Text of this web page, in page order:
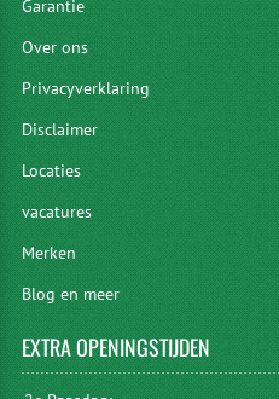
Garantie
Over ons
Privacyverklaring
Disclaimer
Locaties
vacatures
Merken
Blog en meer
EXTRAOPENINGSTIJDEN